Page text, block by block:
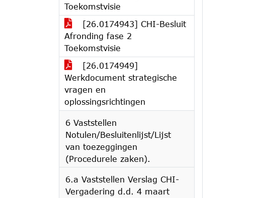
Toekomstvisie
[26.0174943] CHI-Besluit
Afronding fase 2
Toekomstvisie
[26.0174949]
Werkdocument strategische
vragen en
oplossingsrichtingen
6 Vaststellen
Notulen/Besluitenlijst/Lijst
van toezeggingen
(Procedurele zaken).
6.a Vaststellen Verslag CHI-
Vergadering d.d. 4 maart